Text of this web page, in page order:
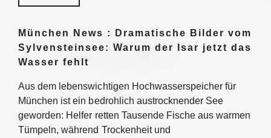
München News : Dramatische Bilder vom
Sylvensteinsee: Warum der Isar jetzt das
Wasser fehlt
Aus dem lebenswichtigen Hochwasserspeicher für
München ist ein bedrohlich austrocknender See
geworden: Helfer retten Tausende Fische aus warmen
Tümpeln, während Trockenheit und